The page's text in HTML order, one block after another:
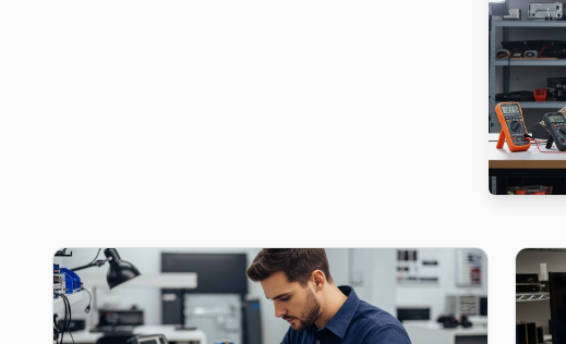
Başakşehir'nın Bahçeşehir 2. Kısım bölgesindeki Avox müşterilerimiz
Başak mahallesi Avox TV servis hattımız günlük olarak bu bölgeye
Başakşehir Avox Anakart Tamiri →
Güvercintepe Avox Servis